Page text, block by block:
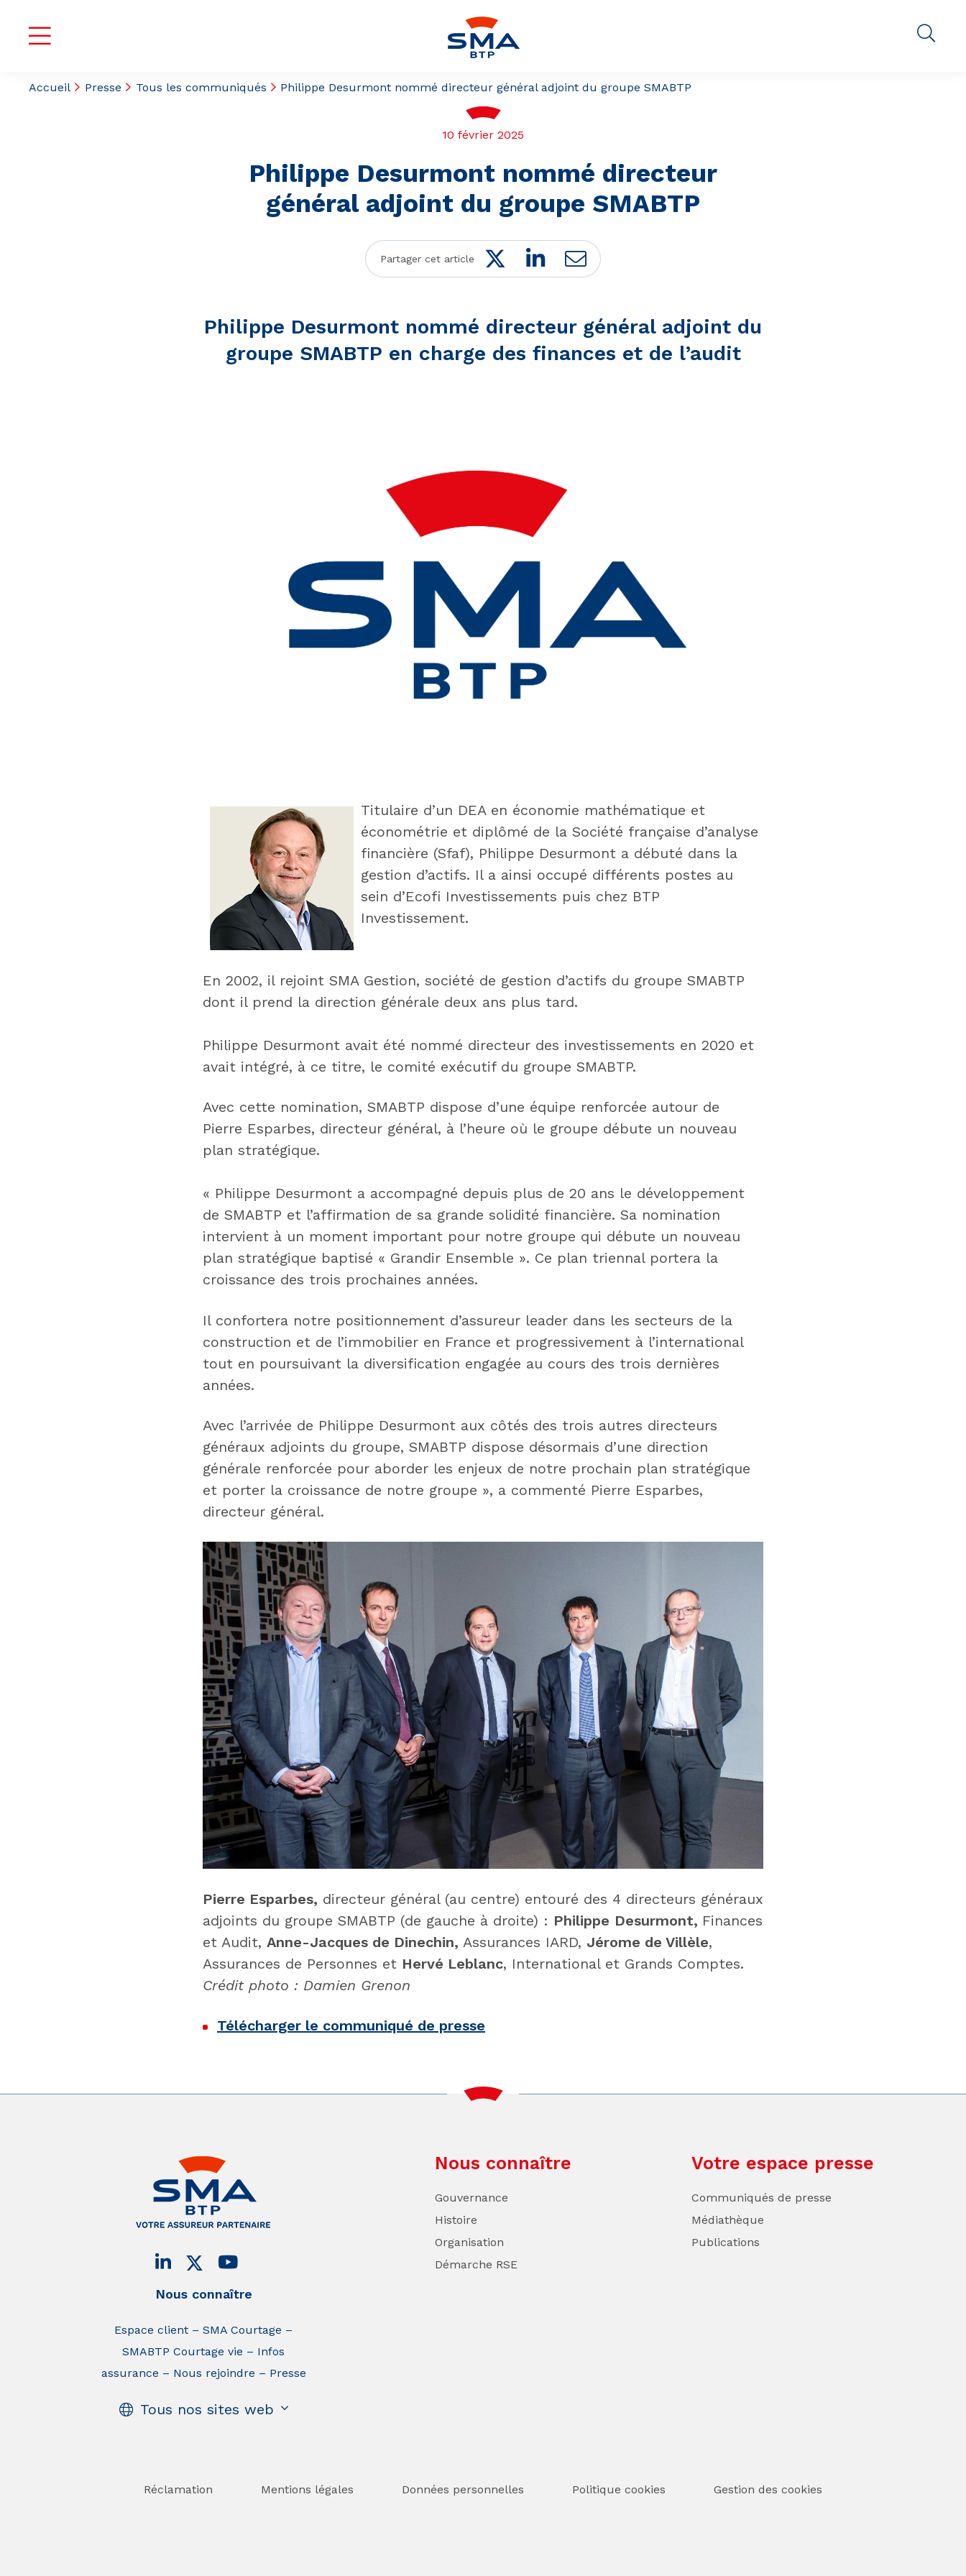
Accueil Presse Tous les communiqués Philippe Desurmont nommé directeur général adjoint du groupe SMABTP
10 février 2025
Philippe Desurmont nommé directeur
général adjoint du groupe SMABTP
Partager cet article Twitter
LinkedIn
Mail
Philippe Desurmont nommé directeur général adjoint du
groupe SMABTP en charge des finances et de l’audit
Titulaire d’un DEA en économie mathématique et
économétrie et diplômé de la Société française d’analyse
financière (Sfaf), Philippe Desurmont a débuté dans la
gestion d’actifs. Il a ainsi occupé différents postes au
sein d’Ecofi Investissements puis chez BTP
Investissement.
En 2002, il rejoint SMA Gestion, société de gestion d’actifs du groupe SMABTP
dont il prend la direction générale deux ans plus tard.
Philippe Desurmont avait été nommé directeur des investissements en 2020 et
avait intégré, à ce titre, le comité exécutif du groupe SMABTP.
Avec cette nomination, SMABTP dispose d’une équipe renforcée autour de
Pierre Esparbes, directeur général, à l’heure où le groupe débute un nouveau
plan stratégique.
« Philippe Desurmont a accompagné depuis plus de 20 ans le développement
de SMABTP et l’affirmation de sa grande solidité financière. Sa nomination
intervient à un moment important pour notre groupe qui débute un nouveau
plan stratégique baptisé « Grandir Ensemble ». Ce plan triennal portera la
croissance des trois prochaines années.
Il confortera notre positionnement d’assureur leader dans les secteurs de la
construction et de l’immobilier en France et progressivement à l’international
tout en poursuivant la diversification engagée au cours des trois dernières
années.
Avec l’arrivée de Philippe Desurmont aux côtés des trois autres directeurs
généraux adjoints du groupe, SMABTP dispose désormais d’une direction
générale renforcée pour aborder les enjeux de notre prochain plan stratégique
et porter la croissance de notre groupe », a commenté Pierre Esparbes,
directeur général.
Pierre Esparbes, directeur général (au centre) entouré des 4 directeurs généraux
adjoints du groupe SMABTP (de gauche à droite) : Philippe Desurmont, Finances
et Audit, Anne-Jacques de Dinechin, Assurances IARD, Jérome de Villèle,
Assurances de Personnes et Hervé Leblanc, International et Grands Comptes.
Crédit photo : Damien Grenon
Télécharger le communiqué de presse
Nous connaître
Espace client
SMA Courtage
SMABTP Courtage vie
Infos
assurance
Nous rejoindre Presse
Tous nos sites web
Nous connaître
Gouvernance
Histoire
Organisation
Démarche RSE
Votre espace presse
Communiqués de presse
Médiathèque
Publications
Réclamation Mentions légales Données personnelles Politique cookies Gestion des cookies